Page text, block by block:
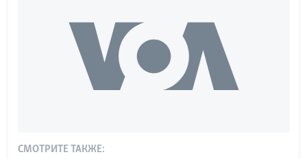
СМОТРИТЕ ТАКЖЕ: